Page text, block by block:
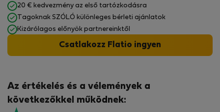
Az értékelés és a vélemények a
következőkkel működnek:
20 € kedvezmény az első tartózkodásra
Tagoknak SZÓLÓ különleges bérleti ajánlatok
Kizárólagos előnyök partnereinktől
Csatlakozz Flatio ingyen